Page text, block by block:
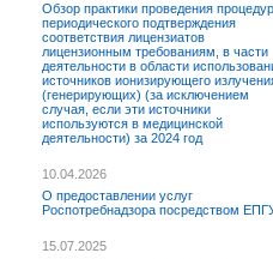
Обзор практики проведения
периодического подтверждения
соответствия лицензиатов
лицензионным требованиям, в части
деятельности в области
источников ионизирующего
(генерирующих) (за исключением
случая, если эти источники
используются в медицинской
деятельности) за 2024 год
10.04.2026
О предоставлении услуг
Роспотребнадзора посредством
15.07.2025